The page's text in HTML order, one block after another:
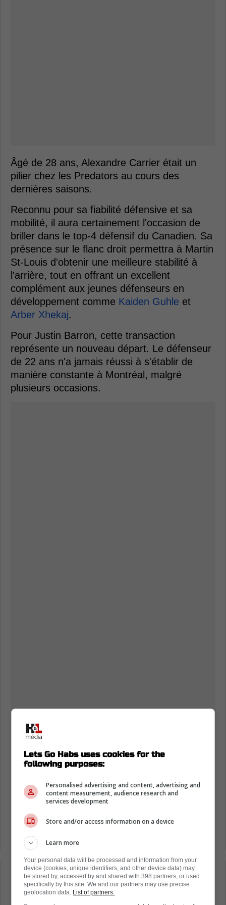
Âgé de 28 ans, Alexandre Carrier était un
pilier chez les Predators au cours des
dernières saisons.
Reconnu pour sa fiabilité défensive et sa
mobilité, il aura certainement l'occasion de
briller dans le top-4 défensif du Canadien. Sa
présence sur le flanc droit permettra à Martin
St-Louis d'obtenir une meilleure stabilité à
l'arrière, tout en offrant un excellent
complément aux jeunes défenseurs en
développement comme Kaiden Guhle et
Arber Xhekaj.
Pour Justin Barron, cette transaction
représente un nouveau départ. Le défenseur
de 22 ans n'a jamais réussi à s'établir de
manière constante à Montréal, malgré
plusieurs occasions.
Son départ ne surprend donc pas.
Arrivée de Carrier et sortie de David
Savard?
Si l'arrivée de Carrier est une excellente
nouvelle pour la brigade défensive, elle
mouvement à venir, comme l'ont souligné ce
matin les intervenants à BPM Sports.
Loading from Twitter ...
Lets Go Habs uses cookies for the
following purposes:
Personalised advertising and content, advertising and
content measurement, audience research and
services development
Store and/or access information on a device
Learn more
Your personal data will be processed and information from your
device (cookies, unique identifiers, and other device data) may
be stored by, accessed by and shared with 398 partners, or used
specifically by this site. We and our partners may use precise
geolocation data. List of partners.